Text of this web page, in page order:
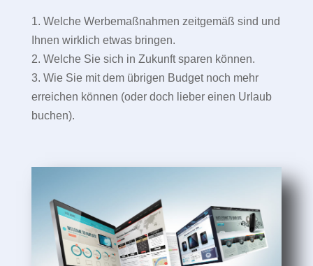
1. Welche Werbemaßnahmen zeitgemäß sind und
Ihnen wirklich etwas bringen.
2. Welche Sie sich in Zukunft sparen können.
3. Wie Sie mit dem übrigen Budget noch mehr
erreichen können (oder doch lieber einen Urlaub
buchen).